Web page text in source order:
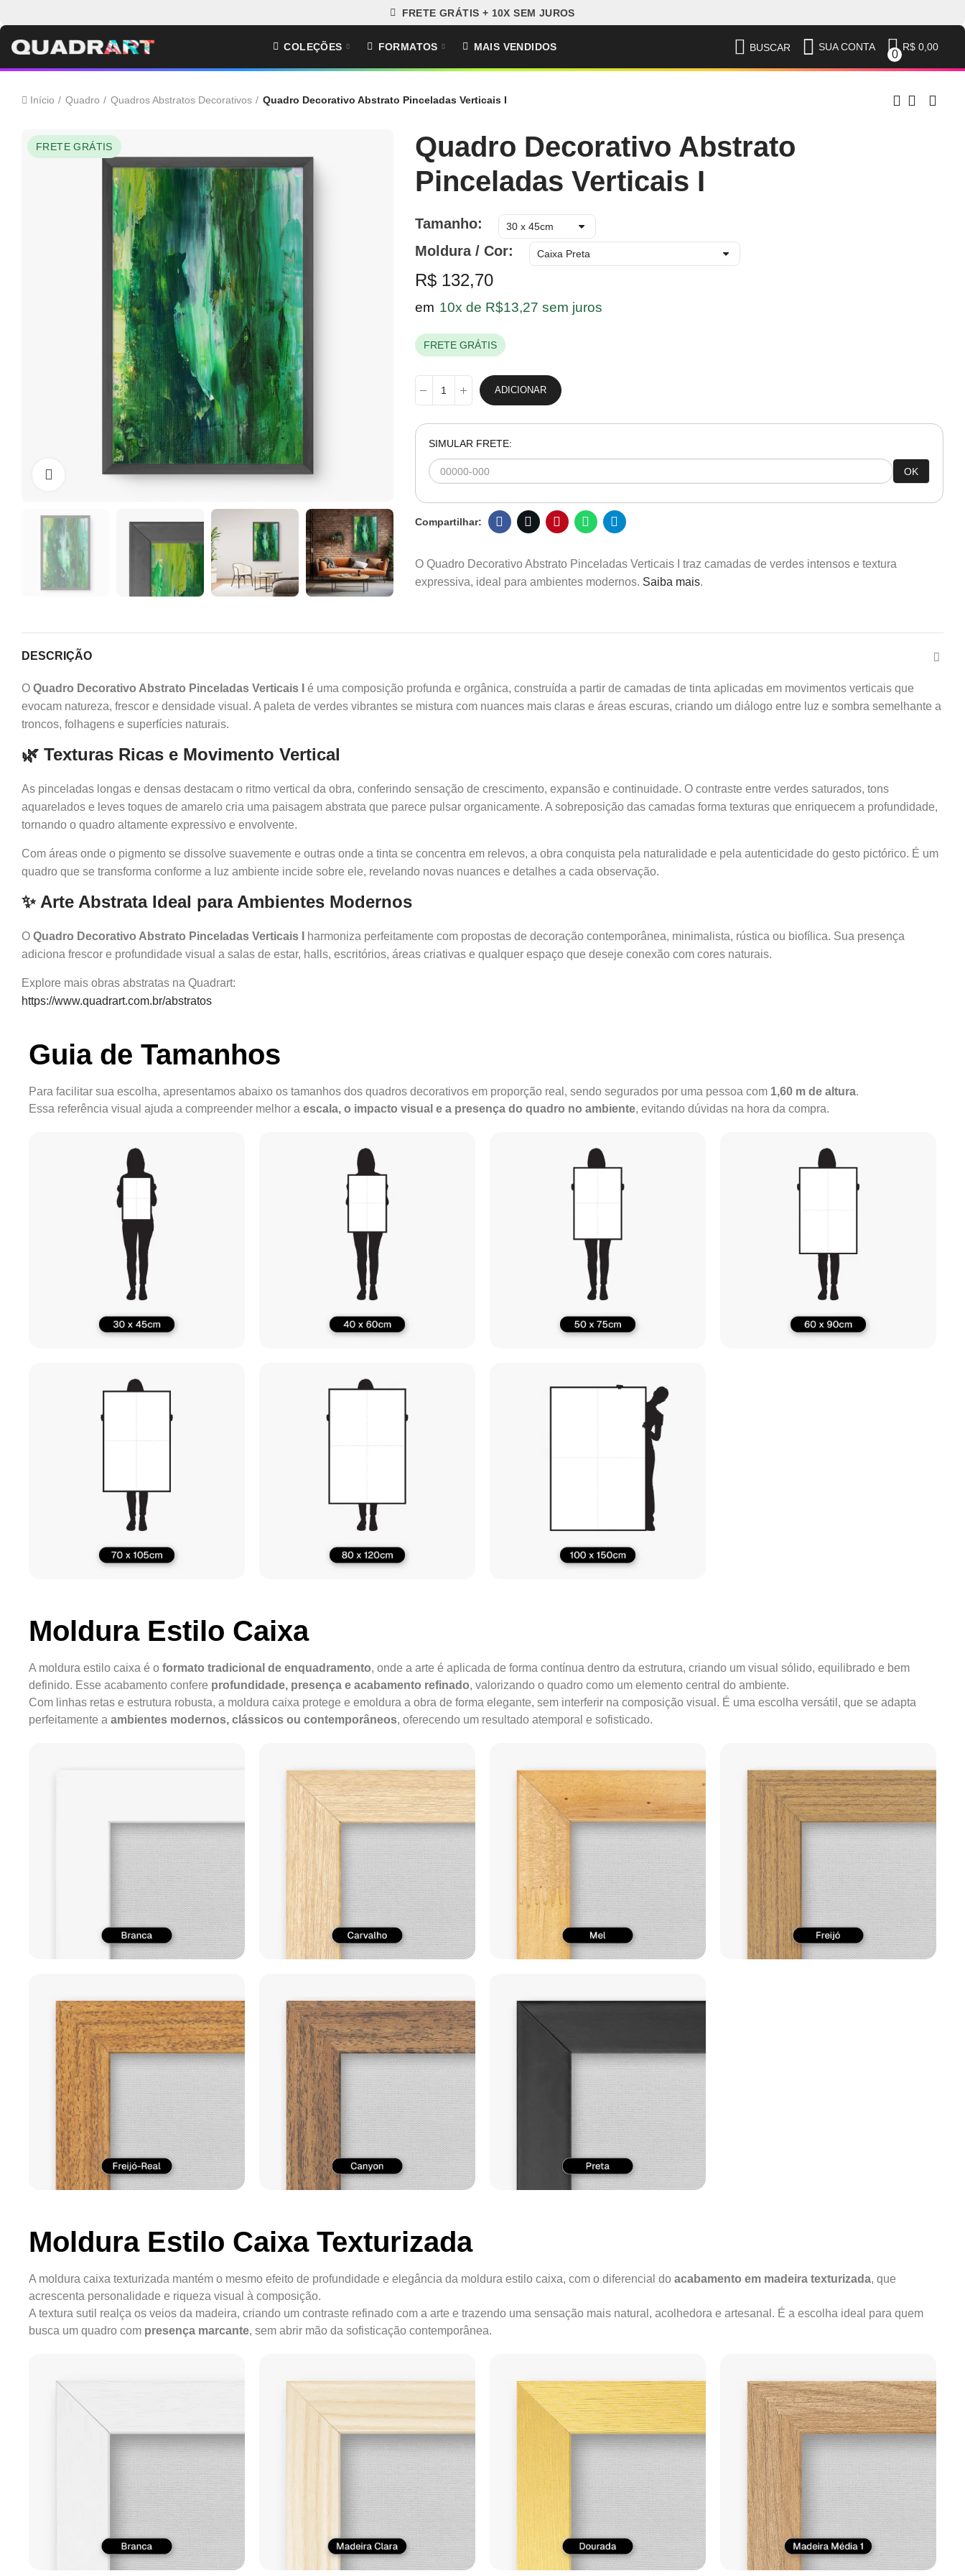
FRETE GRÁTIS + 10X SEM JUROS
COLEÇÕES FORMATOS MAIS VENDIDOS BUSCAR SUA CONTA
0
R$ 0,00
Início Quadro Quadros Abstratos Decorativos Quadro Decorativo Abstrato Pinceladas Verticais I
FRETE GRÁTIS
Clique para ampliar
Quadro Decorativo Abstrato
Pinceladas Verticais I
Tamanho
Moldura / Cor
R$ 132,70
em 10x de R$13,27 sem juros
FRETE GRÁTIS
ADICIONAR
SIMULAR FRETE:
OK
O Quadro Decorativo Abstrato Pinceladas Verticais I traz camadas de verdes intensos e textura
expressiva, ideal para ambientes modernos. Saiba mais.
DESCRIÇÃO
O Quadro Decorativo Abstrato Pinceladas Verticais I
é uma composição profunda e orgânica, construída a partir de camadas de tinta aplicadas em movimentos verticais que
evocam natureza, frescor e densidade visual. A paleta de verdes vibrantes se mistura com nuances mais claras e áreas escuras, criando um diálogo entre luz e sombra semelhante a
troncos, folhagens e superfícies naturais.
🌿 Texturas Ricas e Movimento Vertical
As pinceladas longas e densas destacam o ritmo vertical da obra, conferindo sensação de crescimento, expansão e continuidade. O contraste entre verdes saturados, tons
aquarelados e leves toques de amarelo cria uma paisagem abstrata que parece pulsar organicamente. A sobreposição das camadas forma texturas que enriquecem a profundidade,
tornando o quadro altamente expressivo e envolvente.
Com áreas onde o pigmento se dissolve suavemente e outras onde a tinta se concentra em relevos, a obra conquista pela naturalidade e pela autenticidade do gesto pictórico. É um
quadro que se transforma conforme a luz ambiente incide sobre ele, revelando novas nuances e detalhes a cada observação.
✨ Arte Abstrata Ideal para Ambientes Modernos
O Quadro Decorativo Abstrato Pinceladas Verticais I
harmoniza perfeitamente com propostas de decoração contemporânea, minimalista, rústica ou biofílica. Sua presença
adiciona frescor e profundidade visual a salas de estar, halls, escritórios, áreas criativas e qualquer espaço que deseje conexão com cores naturais.
Explore mais obras abstratas na Quadrart:
https://www.quadrart.com.br/abstratos
Guia de Tamanhos
Para facilitar sua escolha, apresentamos abaixo os tamanhos dos quadros decorativos em proporção real, sendo segurados por uma pessoa com 1,60 m de altura.
Essa referência visual ajuda a compreender melhor a escala, o impacto visual e a presença do quadro no ambiente, evitando dúvidas na hora da compra.
Moldura Estilo Caixa
A moldura estilo caixa é o formato tradicional de enquadramento, onde a arte é aplicada de forma contínua dentro da estrutura, criando um visual sólido, equilibrado e bem
definido. Esse acabamento confere profundidade, presença e acabamento refinado, valorizando o quadro como um elemento central do ambiente.
Com linhas retas e estrutura robusta, a moldura caixa protege e emoldura a obra de forma elegante, sem interferir na composição visual. É uma escolha versátil, que se adapta
perfeitamente a ambientes modernos, clássicos ou contemporâneos, oferecendo um resultado atemporal e sofisticado.
Moldura Estilo Caixa Texturizada
A moldura caixa texturizada mantém o mesmo efeito de profundidade e elegância da moldura estilo caixa, com o diferencial do acabamento em madeira texturizada, que
acrescenta personalidade e riqueza visual à composição.
A textura sutil realça os veios da madeira, criando um contraste refinado com a arte e trazendo uma sensação mais natural, acolhedora e artesanal. É a escolha ideal para quem
busca um quadro com presença marcante, sem abrir mão da sofisticação contemporânea.